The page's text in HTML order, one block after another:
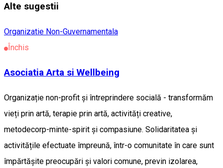
Alte sugestii
Organizatie Non-Guvernamentala
Închis
Asociatia Arta si Wellbeing
Organizație non-profit și întreprindere socială - transformăm
vieți prin artă, terapie prin artă, activități creative,
metodecorp-minte-spirit și compasiune. Solidaritatea și
activitățile efectuate împreună, într-o comunitate în care sunt
împărtășite preocupări și valori comune, previn izolarea,